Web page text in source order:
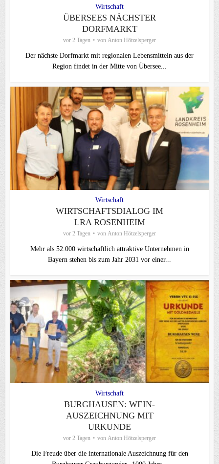
Wirtschaft
ÜBERSEES NÄCHSTER
DORFMARKT
vor 2 Tagen von Anton Hötzelsperger
Der nächste Dorfmarkt mit regionalen Lebensmitteln aus der
Region findet in der Mitte von Übersee...
Wirtschaft
WIRTSCHAFTSDIALOG IM
LRA ROSENHEIM
vor 2 Tagen von Anton Hötzelsperger
Mehr als 52.000 wirtschaftlich attraktive Unternehmen in
Bayern stehen bis zum Jahr 2031 vor einer...
Wirtschaft
BURGHAUSEN: WEIN-
AUSZEICHNUNG MIT
URKUNDE
vor 2 Tagen von Anton Hötzelsperger
Die Freude über die internationale Auszeichnung für den